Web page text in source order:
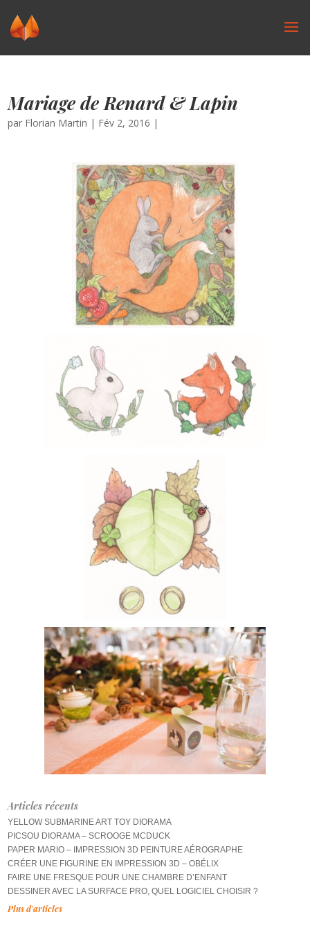
Mariage de Renard & Lapin
par Florian Martin | Fév 2, 2016 |
Articles récents
YELLOW SUBMARINE ART TOY DIORAMA
PICSOU DIORAMA – SCROOGE MCDUCK
PAPER MARIO – IMPRESSION 3D PEINTURE AÉROGRAPHE
CRÉER UNE FIGURINE EN IMPRESSION 3D – OBÉLIX
FAIRE UNE FRESQUE POUR UNE CHAMBRE D’ENFANT
DESSINER AVEC LA SURFACE PRO, QUEL LOGICIEL CHOISIR ?
Plus d'articles